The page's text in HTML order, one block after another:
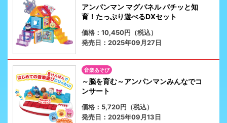
アンパンマン マグパネル パチッと知
育！たっぷり遊べるDXセット
価格：10,450円（税込）
発売日：2025年09月27日
音楽あそび
～脳を育む～アンパンマンみんなでコ
ンサート
価格：5,720円（税込）
発売日：2025年09月13日